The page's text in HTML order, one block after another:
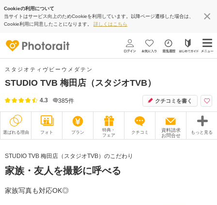
Cookieの利用について
当サイトはサービス向上のためCookieを利用しています。以降ページ遷移した場合は、
Cookie利用に同意したことになります。 詳しくはこちら
スタジオティヴビーウメダテン
STUDIO TVB 梅田店（スタジオTVB）
4.3 385件 クチコミを書く
選ばれる理由 フォト プラン
特典・
フェア
クチコミ
資料請求
お問合せ
もっと見る
衣装
オプション
STUDIO TVB 梅田店（スタジオTVB）のこだわり
家族・友人を撮影に呼べる
家族写真も対応OK◎